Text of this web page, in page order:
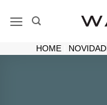
HOME|